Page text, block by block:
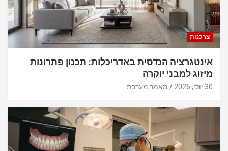
צרכנות
אינטגרציה הנדסית באדריכלות: תכנון פתרונות
מיזוג למבני יוקרה
30 יולי, 2026 מאמר מערכת